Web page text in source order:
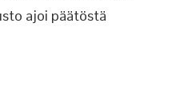
ajoi päätöstä